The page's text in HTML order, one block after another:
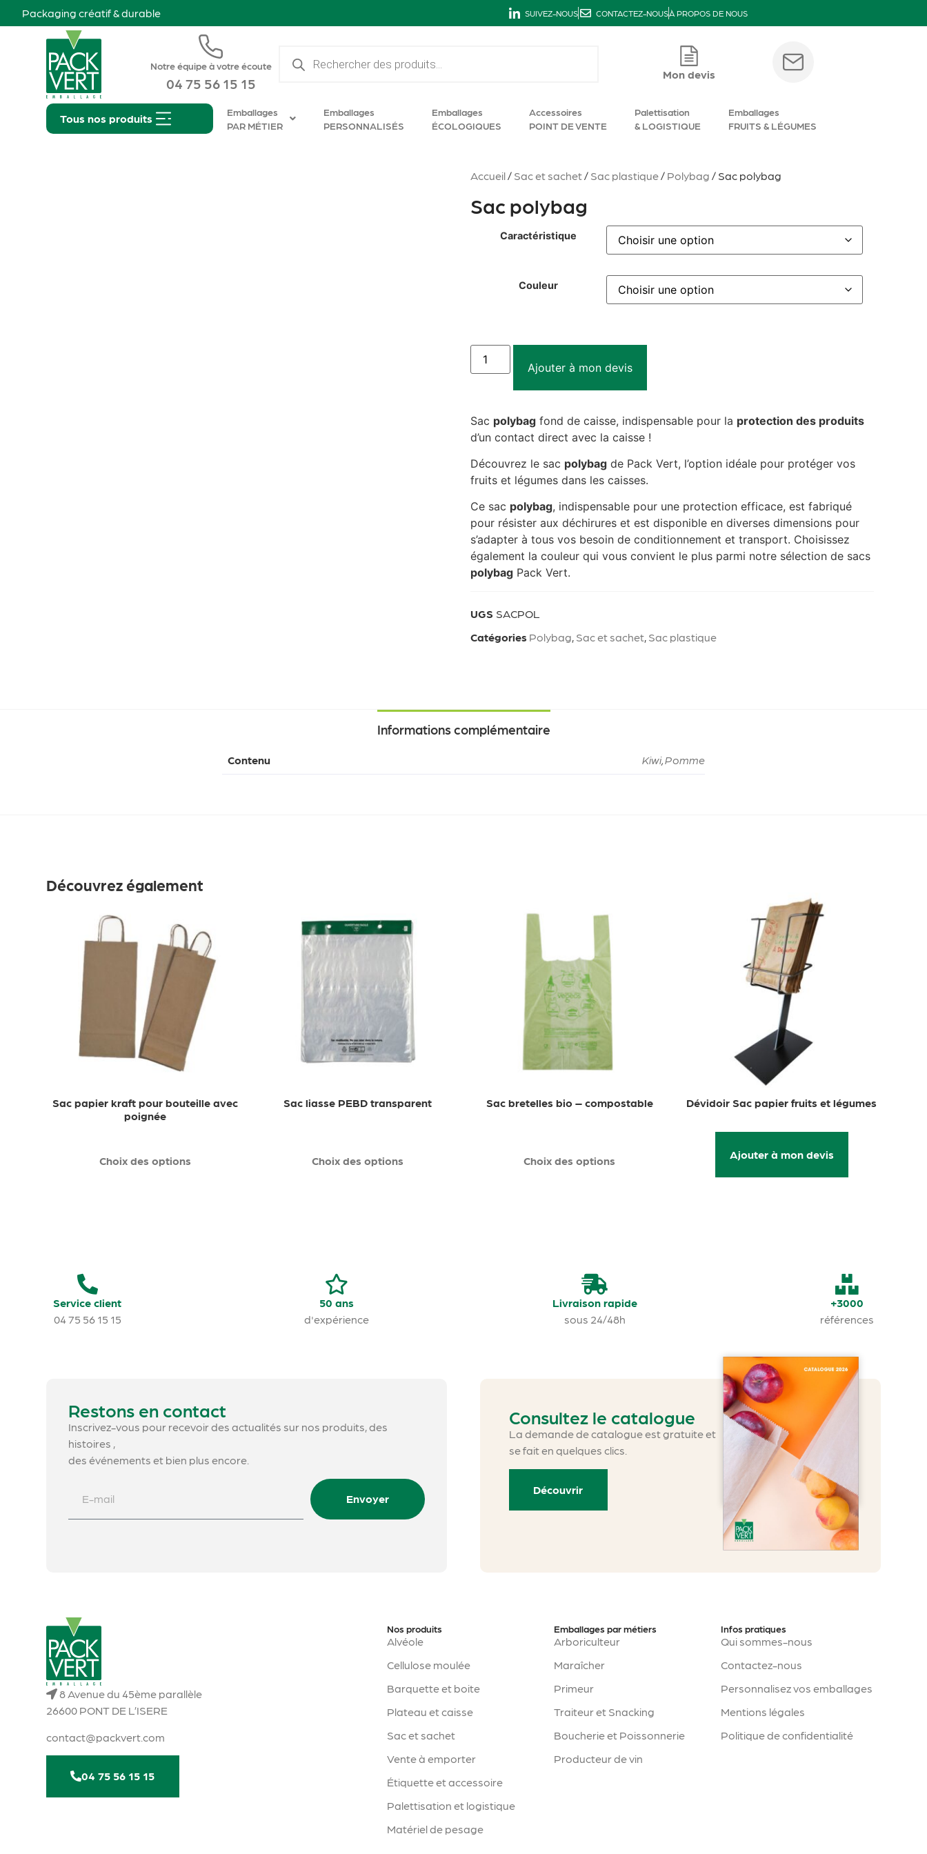
Packaging créatif & durable SUIVEZ-NOUS CONTACTEZ-NOUSÀ PROPOS DE NOUS
Notre équipe à votre écoute
04 75 56 15 15
Mon devis
Tous nos produits
Emballages
PAR MÉTIER
Emballages
PERSONNALISÉS
Emballages
ÉCOLOGIQUES
Accessoires
POINT DE VENTE
Palettisation
& LOGISTIQUE
Emballages
FRUITS & LÉGUMES
Accueil/ Sac et sachet/ Sac plastique/ Polybag / Sac polybag
Sac polybag
Caractéristique
Couleur
Ajouter à mon devis
Sac polybag fond de caisse, indispensable pour la protection des produits
d’un contact direct avec la caisse !
Découvrez le sac polybag de Pack Vert, l’option idéale pour protéger vos
fruits et légumes dans les caisses.
Ce sac polybag, indispensable pour une protection efficace, est fabriqué
pour résister aux déchirures et est disponible en diverses dimensions pour
s’adapter à tous vos besoin de conditionnement et transport. Choisissez
également la couleur qui vous convient le plus parmi notre sélection de sacs
polybag Pack Vert.
UGS SACPOL
Catégories Polybag Sac et sachet Sac plastique
Informations complémentaire
Contenu Kiwi,Pomme
Découvrez également
Sac papier kraft pour bouteille avec
poignée
Choix des options
Sac liasse PEBD transparent
Choix des options
Sac bretelles bio – compostable
Choix des options
Dévidoir Sac papier fruits et légumes
Ajouter à mon devis
Service client
04 75 56 15 15
50 ans
d'expérience
Livraison rapide
sous 24/48h
+3000
références
Restons en contact
Inscrivez-vous pour recevoir des actualités sur nos produits, des
histoires ,
des événements et bien plus encore.
Envoyer
Consultez le catalogue
La demande de catalogue est gratuite et
se fait en quelques clics.
Découvrir
8 Avenue du 45ème parallèle
26600 PONT DE L’ISERE
contact@packvert.com
04 75 56 15 15
Nos produits
Alvéole
Cellulose moulée
Barquette et boite
Plateau et caisse
Sac et sachet
Vente à emporter
Étiquette et accessoire
Palettisation et logistique
Matériel de pesage
Emballages par métiers
Arboriculteur
Maraîcher
Primeur
Traiteur et Snacking
Boucherie et Poissonnerie
Producteur de vin
Infos pratiques
Qui sommes-nous
Contactez-nous
Personnalisez vos emballages
Mentions légales
Politique de confidentialité